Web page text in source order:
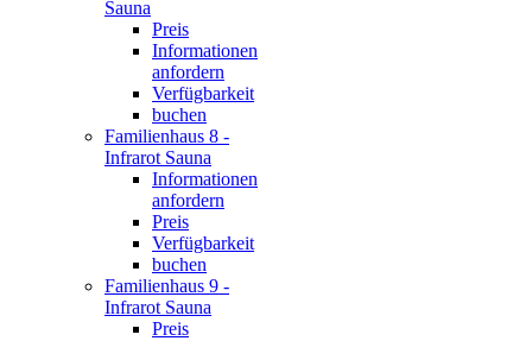
Sauna
Preis
Informationen
anfordern
Verfügbarkeit
buchen
Familienhaus 8 -
Infrarot Sauna
Informationen
anfordern
Preis
Verfügbarkeit
buchen
Familienhaus 9 -
Infrarot Sauna
Preis